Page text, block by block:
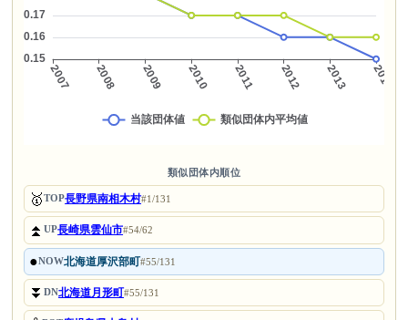
類似団体内順位
🥇TOP長野県南相木村#1/131
⏫UP長崎県雲仙市#54/62
●NOW北海道厚沢部町#55/131
⏬DN北海道月形町#55/131